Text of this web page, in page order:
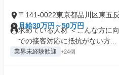
〒141-0022東京都品川区東五
月給30万円～50万円
求めている人材 ＜こんな方に
での接客対応に抵抗がない方...
業界未経験歓迎 +24個